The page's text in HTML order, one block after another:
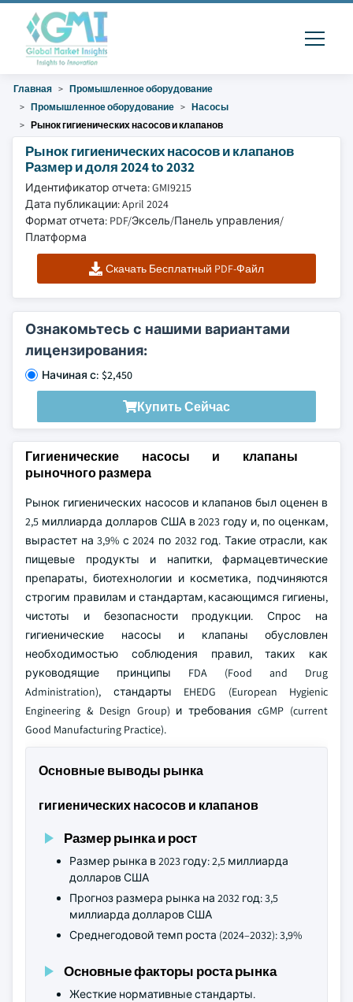
Главная
Промышленное оборудование
Промышленное оборудование
Насосы
Рынок гигиенических насосов и клапанов
Рынок гигиенических насосов и клапанов
Размер и доля 2024 to 2032
Идентификатор отчета: GMI9215
Дата публикации: April 2024
Формат отчета: PDF/Эксель/Панель управления/
Платформа
Скачать Бесплатный PDF-Файл
Ознакомьтесь с нашими вариантами
лицензирования:
Начиная с: $2,450
Купить Сейчас
Гигиенические насосы и клапаны
рыночного размера
Рынок гигиенических насосов и клапанов был оценен в
2,5 миллиарда долларов США в 2023 году и, по оценкам,
вырастет на 3,9% с 2024 по 2032 год. Такие отрасли, как
пищевые продукты и напитки, фармацевтические
препараты, биотехнологии и косметика, подчиняются
строгим правилам и стандартам, касающимся гигиены,
чистоты и безопасности продукции. Спрос на
гигиенические насосы и клапаны обусловлен
необходимостью соблюдения правил, таких как
руководящие принципы FDA (Food and Drug
Administration), стандарты EHEDG (European Hygienic
Engineering & Design Group) и требования cGMP (current
Good Manufacturing Practice).
Основные выводы рынка
гигиенических насосов и клапанов
Размер рынка и рост
Размер рынка в 2023 году: 2,5 миллиарда
долларов США
Прогноз размера рынка на 2032 год: 3,5
миллиарда долларов США
Среднегодовой темп роста (2024–2032): 3,9%
Основные факторы роста рынка
Жесткие нормативные стандарты.